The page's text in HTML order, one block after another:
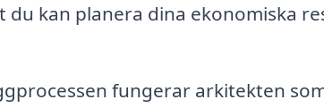
kan planera dina ekonomiska
fungerar arkitekten